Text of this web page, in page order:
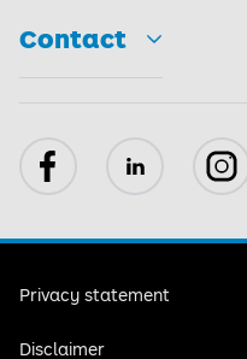
Contact
FacebookLinkedIn
Privacy statement
Disclaimer